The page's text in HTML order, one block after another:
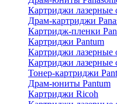
Картриджи лазерные
Драм-картриджи
Картридж-пленки
Картриджи Pantum
Картриджи лазерные
Картриджи лазерные
Тонер-картриджи
Драм-юниты Pantum
Картриджи Ricoh